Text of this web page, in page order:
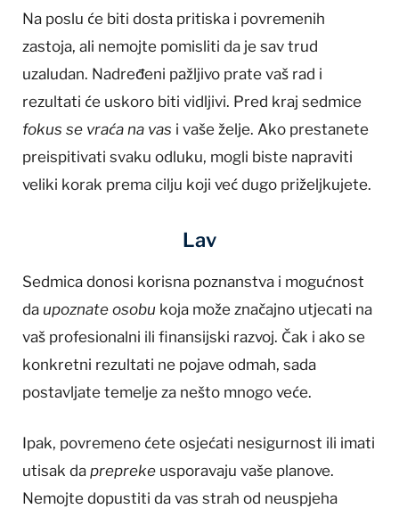
Na poslu će biti dosta pritiska i povremenih
zastoja, ali nemojte pomisliti da je sav trud
uzaludan. Nadređeni pažljivo prate vaš rad i
rezultati će uskoro biti vidljivi. Pred kraj sedmice
fokus se vraća na vas i vaše želje. Ako prestanete
preispitivati svaku odluku, mogli biste napraviti
veliki korak prema cilju koji već dugo priželjkujete.
Lav
Sedmica donosi korisna poznanstva i mogućnost
da upoznate osobu koja može značajno utjecati na
vaš profesionalni ili finansijski razvoj. Čak i ako se
konkretni rezultati ne pojave odmah, sada
postavljate temelje za nešto mnogo veće.
Ipak, povremeno ćete osjećati nesigurnost ili imati
utisak da prepreke usporavaju vaše planove.
Nemojte dopustiti da vas strah od neuspjeha